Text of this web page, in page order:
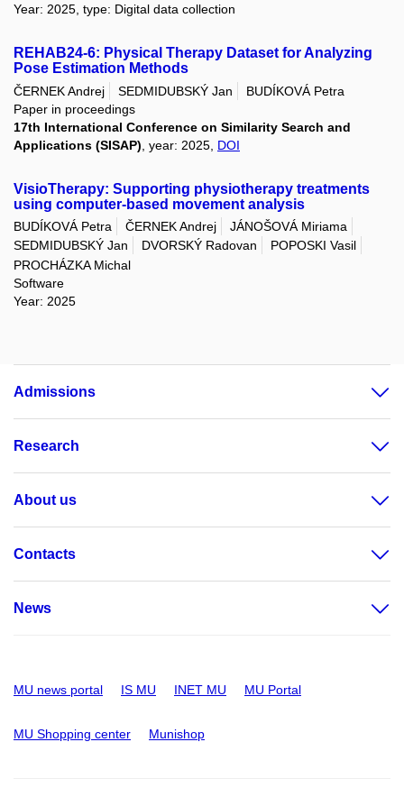
Year: 2025, type: Digital data collection
REHAB24-6: Physical Therapy Dataset for Analyzing
Pose Estimation Methods
ČERNEK Andrej SEDMIDUBSKÝ Jan
BUDÍKOVÁ Petra
Paper in proceedings
17th International Conference on Similarity Search and
Applications (SISAP) , year: 2025, DOI
VisioTherapy: Supporting physiotherapy treatments
using computer-based movement analysis
BUDÍKOVÁ Petra ČERNEK Andrej
JÁNOŠOVÁ Miriama
SEDMIDUBSKÝ Jan
DVORSKÝ Radovan
POPOSKI Vasil
PROCHÁZKA Michal
Software
Year: 2025
Admissions
Research
About us
Contacts
News
MU news portal IS MU INET MU MU Portal
MU Shopping center Munishop